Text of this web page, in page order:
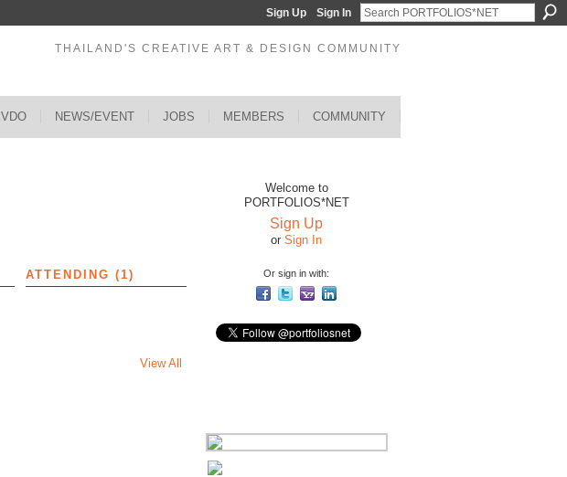
Sign Up Sign In
THAILAND'S CREATIVE ART & DESIGN COMMUNITY
VDO NEWS/EVENT JOBS MEMBERS COMMUNITY
ATTENDING (1)
View All
Welcome to
PORTFOLIOS*NET
Sign Up
or Sign In
Or sign in with: